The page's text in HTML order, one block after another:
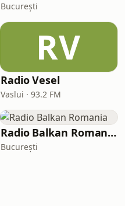
București
RV
Radio Vesel
Vaslui · 93.2 FM
Radio Balkan Romania
București